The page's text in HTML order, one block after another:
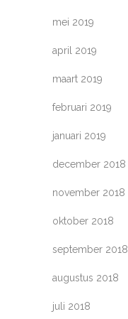
mei 2019
april 2019
maart 2019
februari 2019
januari 2019
december 2018
november 2018
oktober 2018
september 2018
augustus 2018
juli 2018